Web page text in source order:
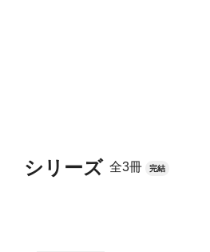
シリーズ 全3冊 完結